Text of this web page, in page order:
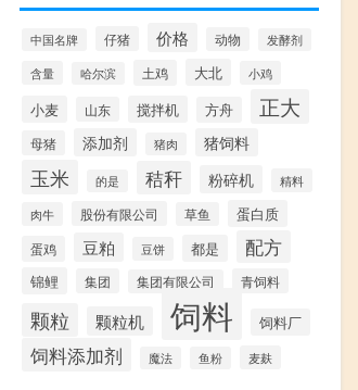
中国名牌 仔猪 价格 动物 发酵剂
含量 哈尔滨 土鸡 大北 小鸡
小麦 山东 搅拌机 方舟 正大
母猪 添加剂 猪肉 猪饲料
玉米 的是 秸秆 粉碎机
精料
肉牛
股份有限公司 草鱼 蛋白质
蛋鸡 豆粕 豆饼 都是 配方
锦鲤 集团 集团有限公司 青饲料
颗粒 颗粒机 饲料 饲料厂
饲料添加剂 魔法 鱼粉 麦麸